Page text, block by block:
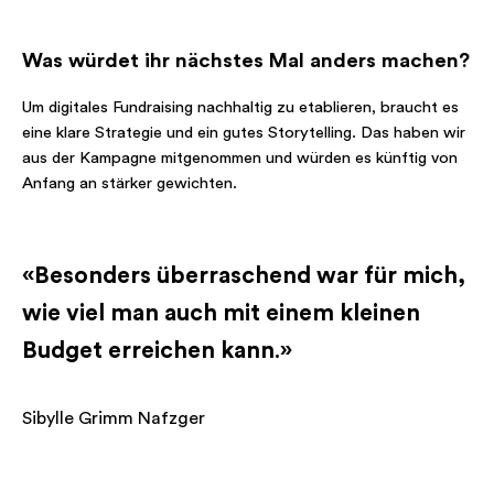
Was würdet ihr nächstes Mal anders machen?
Um digitales Fundraising nachhaltig zu etablieren, braucht es
eine klare Strategie und ein gutes Storytelling. Das haben wir
aus der Kampagne mitgenommen und würden es künftig von
Anfang an stärker gewichten.
«Besonders überraschend war für mich,
wie viel man auch mit einem kleinen
Budget erreichen kann.»
Sibylle Grimm Nafzger